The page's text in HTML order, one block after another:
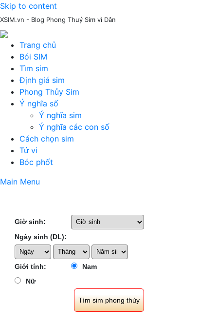
Skip to content
XSIM.vn - Blog Phong Thuỷ Sim vì Dân
Trang chủ
Bói SIM
Tìm sim
Định giá sim
Phong Thủy Sim
Ý nghĩa số
Ý nghĩa sim
Ý nghĩa các con số
Cách chọn sim
Tử vi
Bóc phốt
Main Menu
Giờ sinh:
Ngày sinh (DL):
Giới tính:
Nam
Nữ